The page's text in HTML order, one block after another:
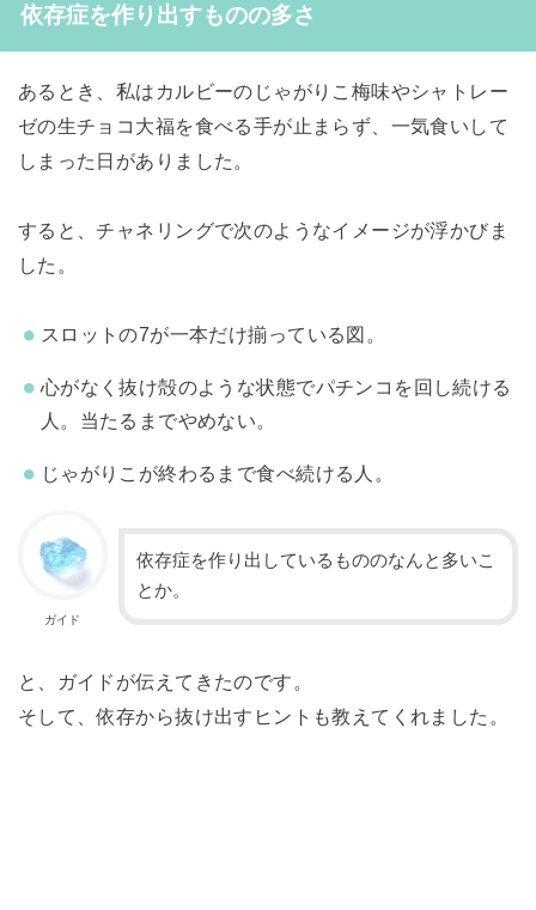
依存症を作り出すものの多さ
あるとき、私はカルビーのじゃがりこ梅味やシャトレー
ゼの生チョコ大福を食べる手が止まらず、一気食いして
しまった日がありました。
すると、チャネリングで次のようなイメージが浮かびま
した。
スロットの7が一本だけ揃っている図。
心がなく抜け殻のような状態でパチンコを回し続ける
人。当たるまでやめない。
じゃがりこが終わるまで食べ続ける人。
ガイド
依存症を作り出しているもののなんと多いこ
とか。
と、ガイドが伝えてきたのです。
そして、依存から抜け出すヒントも教えてくれました。